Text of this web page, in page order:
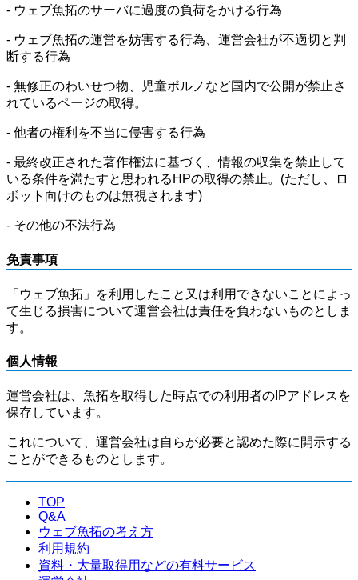
- ウェブ魚拓のサーバに過度の負荷をかける行為
- ウェブ魚拓の運営を妨害する行為、運営会社が不適切と判
断する行為
- 無修正のわいせつ物、児童ポルノなど国内で公開が禁止さ
れているページの取得。
- 他者の権利を不当に侵害する行為
- 最終改正された著作権法に基づく、情報の収集を禁止して
いる条件を満たすと思われるHPの取得の禁止。(ただし、ロ
ボット向けのものは無視されます)
- その他の不法行為
免責事項
「ウェブ魚拓」を利用したこと又は利用できないことによっ
て生じる損害について運営会社は責任を負わないものとしま
す。
個人情報
運営会社は、魚拓を取得した時点での利用者のIPアドレスを
保存しています。
これについて、運営会社は自らが必要と認めた際に開示する
ことができるものとします。
TOP
Q&A
ウェブ魚拓の考え方
利用規約
資料・大量取得用などの有料サービス